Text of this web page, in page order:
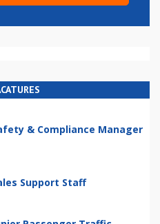
& Compliance Manager
Support Staff